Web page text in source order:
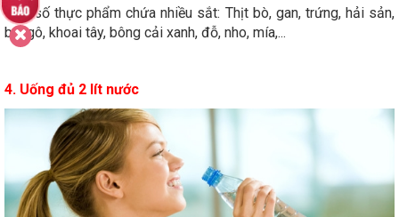
Một số thực phẩm chứa nhiều sắt: Thịt bò, gan, trứng, hải sản,
bí ngô, khoai tây, bông cải xanh, đỗ, nho, mía,...
4. Uống đủ 2 lít nước